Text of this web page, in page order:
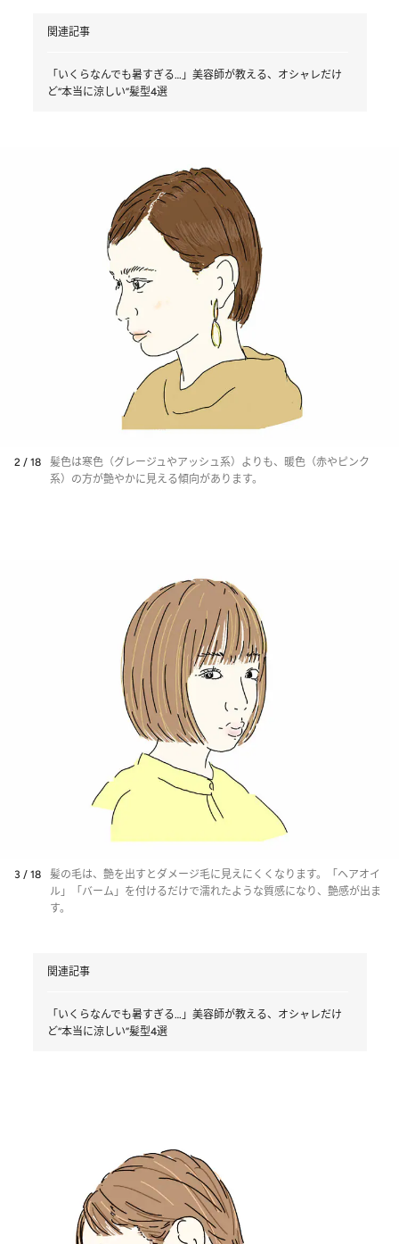
関連記事
「いくらなんでも暑すぎる…」美容師が教える、オシャレだけ
ど“本当に涼しい”髪型4選
2 / 18
髪色は寒色（グレージュやアッシュ系）よりも、暖色（赤やピンク
系）の方が艶やかに見える傾向があります。
3 / 18
髪の毛は、艶を出すとダメージ毛に見えにくくなります。「ヘアオイ
ル」「バーム」を付けるだけで濡れたような質感になり、艶感が出ま
す。
関連記事
「いくらなんでも暑すぎる…」美容師が教える、オシャレだけ
ど“本当に涼しい”髪型4選